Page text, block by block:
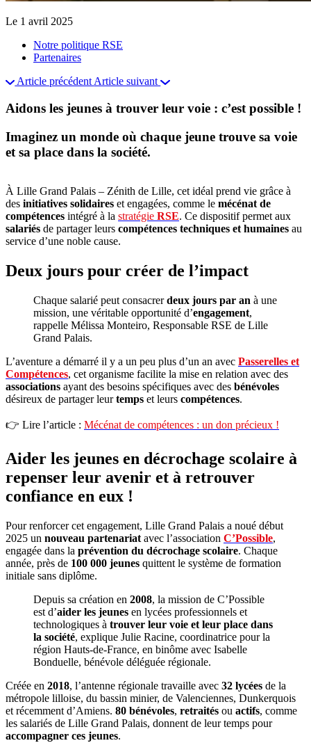
Le 1 avril 2025
Notre politique RSE
Partenaires
Article précédent Article suivant
Aidons les jeunes à trouver leur voie : c’est possible !
Imaginez un monde où chaque jeune trouve sa voie
et sa place dans la société.
À Lille Grand Palais – Zénith de Lille, cet idéal prend vie grâce à
des initiatives solidaires et engagées, comme le mécénat de
compétences intégré à la stratégie RSE. Ce dispositif permet aux
salariés de partager leurs compétences techniques et humaines au
service d’une noble cause.
Deux jours pour créer de l’impact
Chaque salarié peut consacrerdeux jours par an à une
mission, une véritable opportunité d’engagement,
rappelle Mélissa Monteiro, Responsable RSE de Lille
Grand Palais.
L’aventure a démarré il y a un peu plus d’un an avec Passerelles et
Compétences, cet organisme facilite la mise en relation avec des
associations ayant des besoins spécifiques avec des bénévoles
désireux de partager leurtemps et leurs compétences.
👉 Lire l’article : Mécénat de compétences : un don précieux !
Aider les jeunes en décrochage scolaire à
repenser leur avenir et à retrouver
confiance en eux !
Pour renforcer cet engagement, Lille Grand Palais a noué début
2025 un nouveau partenariat avec l’association C’Possible,
engagée dans la prévention du décrochage scolaire. Chaque
année, près de 100 000 jeunes quittent le système de formation
initiale sans diplôme.
Depuis sa création en 2008, la mission de C’Possible
est d’aider les jeunes en lycées professionnels et
technologiques à trouver leur voie et leur place dans
la société, explique Julie Racine, coordinatrice pour la
région Hauts-de-France, en binôme avec Isabelle
Bonduelle, bénévole déléguée régionale.
Créée en 2018, l’antenne régionale travaille avec 32 lycées de la
métropole lilloise, du bassin minier, de Valenciennes, Dunkerquois
et récemment d’Amiens. 80 bénévoles, retraités ou actifs, comme
les salariés de Lille Grand Palais, donnent de leur temps pour
accompagner ces jeunes.